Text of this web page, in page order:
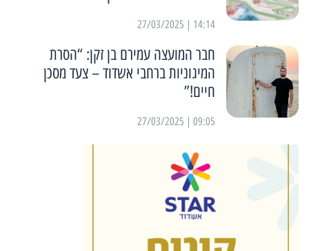
14:14 | 27/03/2025
חבר המועצה עמירם בן זקן: “הסרת
המיגוניות ברחבי אשדוד – צעד מסכן
חיים!”
09:05 | 27/03/2025